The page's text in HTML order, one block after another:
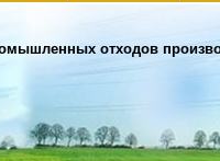
отходов